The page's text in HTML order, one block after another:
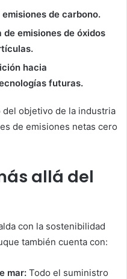
de carbono.
emisiones de óxidos
hacia
futuras.
del objetivo de la industria
de emisiones netas cero
allá del
con la sostenibilidad
también cuenta con:
mar: Todo el suministro